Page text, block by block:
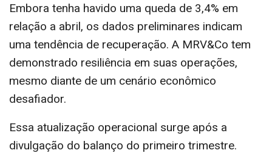
Embora tenha havido uma queda de 3,4% em
relação a abril, os dados preliminares indicam
uma tendência de recuperação. A MRV&Co tem
demonstrado resiliência em suas operações,
mesmo diante de um cenário econômico
desafiador.
Essa atualização operacional surge após a
divulgação do balanço do primeiro trimestre.